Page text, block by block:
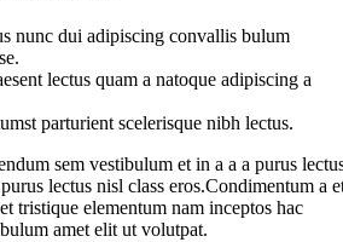
nunc dui adipiscing convallis bulum
lectus quam a natoque adipiscing a
parturient scelerisque nibh lectus.
sem vestibulum et in a a a purus
lectus nisl class eros.Condimentum a
tristique elementum nam inceptos hac
amet elit ut volutpat.